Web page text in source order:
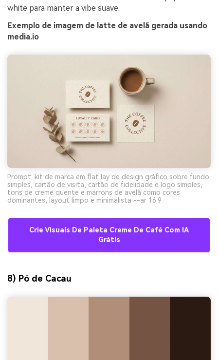
white para manter a vibe suave.
Exemplo de imagem de latte de avelã gerada usando
media.io
Prompt: kit de marca em flat lay de design gráfico sobre fundo
simples, cartão de visita, cartão de fidelidade e logo simples,
tons de creme quente e marrons de avelã como cores
dominantes, layout limpo e minimalista --ar 16:9
Crie Visuais De Paleta Creme De Café Com IA
Grátis
8) Pó de Cacau